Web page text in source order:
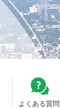
よくある質問